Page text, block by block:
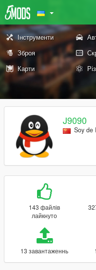
Інструменти
Зброя
Карти
J9090
Soy de
143 файлів
лайкнуто
13 завантаженнь